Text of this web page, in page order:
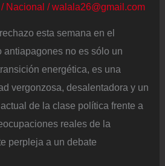
/ Nacional /walala26@gmail.com
esta semana en el
antiapagones no es sólo un
energética, es una
vergonzosa, desalentadora y un
de la clase política frente a
reales de la
perpleja a un debate